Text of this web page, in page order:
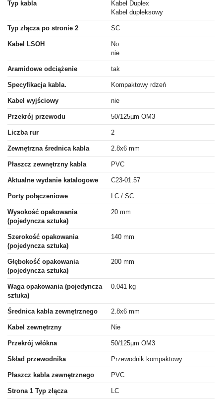
Typ kabla
Kabel Duplex
Kabel dupleksowy
Typ złącza po stronie 2 SC
Kabel LSOH
No
nie
Aramidowe odciążenie tak
Specyfikacja kabla. Kompaktowy rdzeń
Kabel wyjściowy nie
Przekrój przewodu 50/125µm OM3
Liczba rur 2
Zewnętrzna średnica kabla 2.8x6 mm
Płaszcz zewnętrzny kabla PVC
Aktualne wydanie katalogowe C23-01.57
Porty połączeniowe LC / SC
Wysokość opakowania
(pojedyncza sztuka)
20 mm
Szerokość opakowania
(pojedyncza sztuka)
140 mm
Głębokość opakowania
(pojedyncza sztuka)
200 mm
Waga opakowania (pojedyncza
sztuka)
0.041 kg
Średnica kabla zewnętrznego 2.8x6 mm
Kabel zewnętrzny Nie
Przekrój włókna 50/125µm OM3
Skład przewodnika Przewodnik kompaktowy
Płaszcz kabla zewnętrznego PVC
Strona 1 Typ złącza LC